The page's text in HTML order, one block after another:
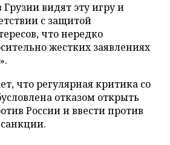
видят эту игру и
с защитой
что нередко
жестких заявлениях
что регулярная критика со
отказом открыть
России и ввести против